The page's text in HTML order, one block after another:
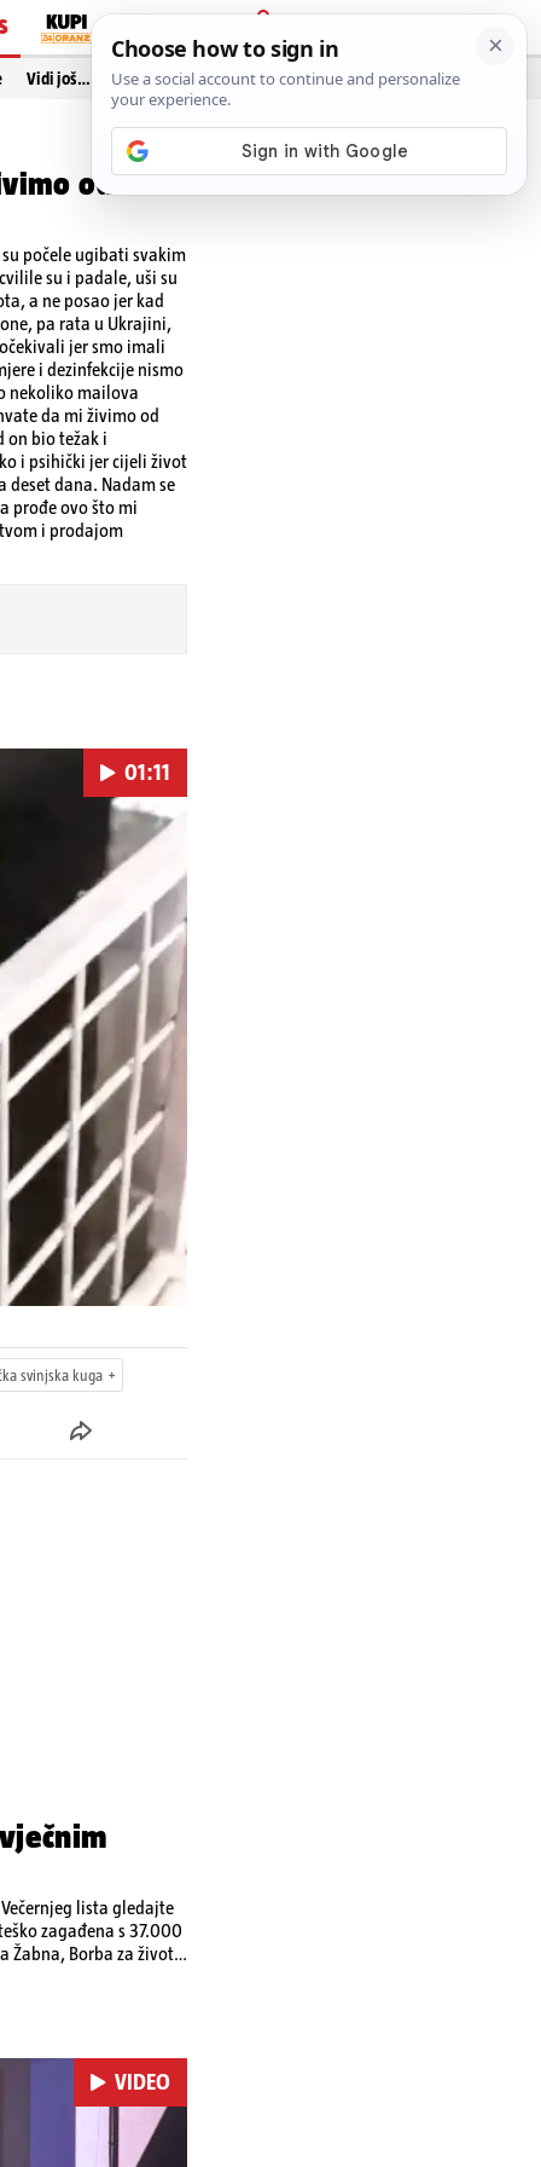
PRIJAVA
Vidi još…
od
počele ugibati svakim
su i padale, uši su
a ne posao jer kad
pa rata u Ukrajini,
jer smo imali
i dezinfekcije nismo
nekoliko mailova
da mi živimo od
on bio težak i
i psihički jer cijeli život
dana. Nadam se
prođe ovo što mi
i prodajom
01:11
svinjska kuga
lista gledajte
zagađena s 37.000
Žabna, Borba za život
VIDEO